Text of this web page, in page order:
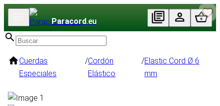
Paracord.eu
Cuerdas
Especiales
/Cordón
Elástico
/Elastic Cord Ø 6
mm